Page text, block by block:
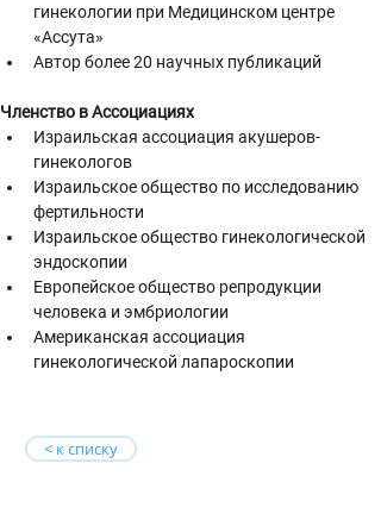
гинекологии при Медицинском центре
«Ассута»
Автор более 20 научных публикаций
Членство в Ассоциациях
Израильская ассоциация акушеров-
гинекологов
Израильское общество по исследованию
фертильности
Израильское общество гинекологической
эндоскопии
Европейское общество репродукции
человека и эмбриологии
Американская ассоциация
гинекологической лапароскопии
< к списку